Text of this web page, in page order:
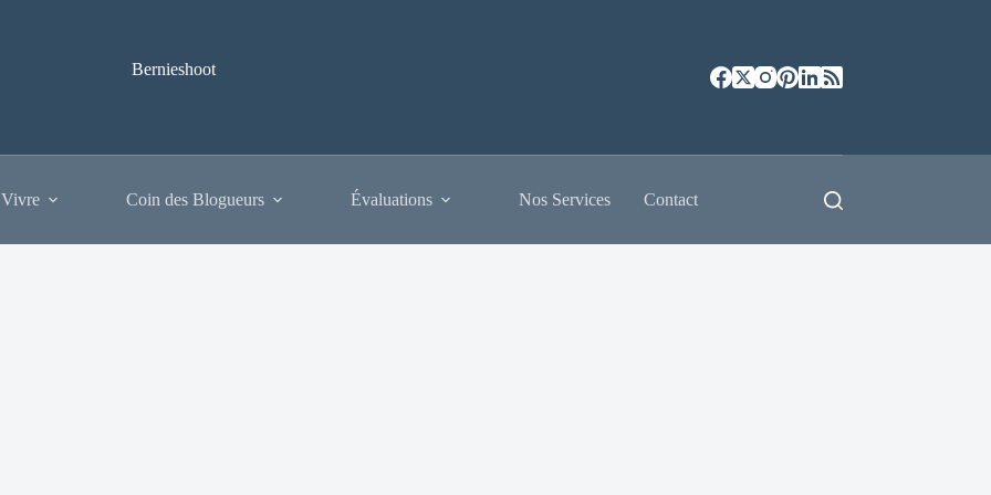
Bernieshoot
Coin des Blogueurs Évaluations Nos Services Contact